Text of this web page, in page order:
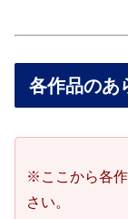
各作品のあ
※ここから各
さい。